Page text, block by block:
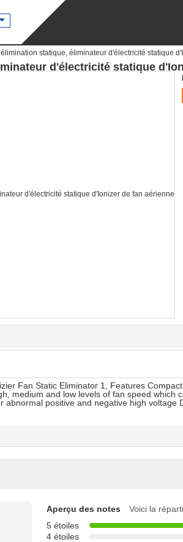
statique, éliminateur d'électricité statique
d'électricité statique
Fan Static Eliminator 1, Features
medium and low levels of fan speed which
positive and negative high voltage
Aperçu des notes
Voici la
5 étoiles
4 étoiles